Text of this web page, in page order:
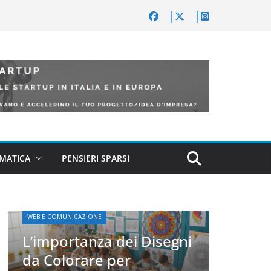
PENSIERI SPARSI
WEB E COMUNICAZIONE